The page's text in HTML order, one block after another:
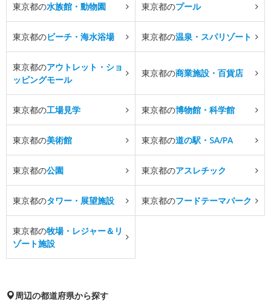
東京都の水族館・動物園 東京都のプール
東京都のビーチ・海水浴場 東京都の温泉・スパリゾート
東京都のアウトレット・ショ
ッピングモール
東京都の商業施設・百貨店
東京都の工場見学 東京都の博物館・科学館
東京都の美術館 東京都の道の駅・SA/PA
東京都の公園 東京都のアスレチック
東京都のタワー・展望施設 東京都のフードテーマパーク
東京都の牧場・レジャー＆リ
ゾート施設
周辺の都道府県から探す